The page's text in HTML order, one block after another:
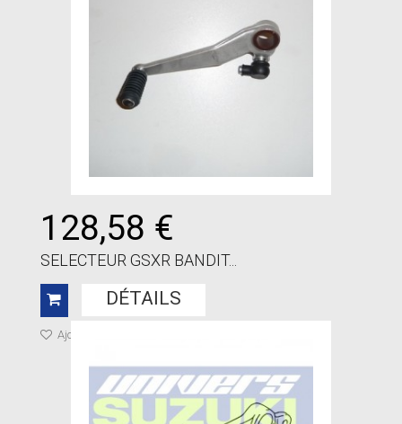
128,58 €
SELECTEUR GSXR BANDIT...
DÉTAILS
Ajouter à ma liste de cadeaux